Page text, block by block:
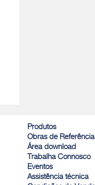
Produtos
Obras de Referência
Área download
Trabalha Connosco
Eventos
Assistência técnica